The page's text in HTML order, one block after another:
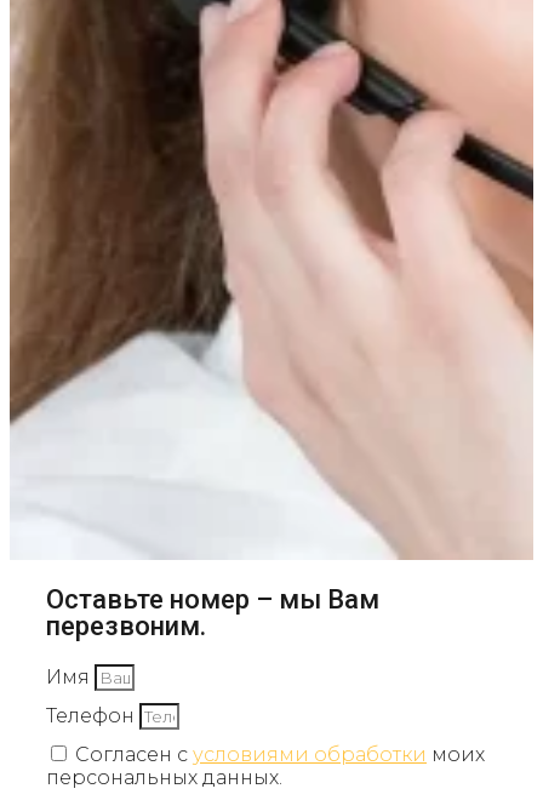
Оставьте номер – мы Вам
перезвоним.
Имя
Телефон
Согласен с условиями обработки моих
персональных данных.